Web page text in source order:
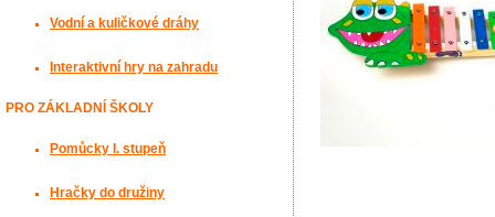
Vodní a kuličkové dráhy
Interaktivní hry na zahradu
PRO ZÁKLADNÍ ŠKOLY
Pomůcky I. stupeň
Hračky do družiny